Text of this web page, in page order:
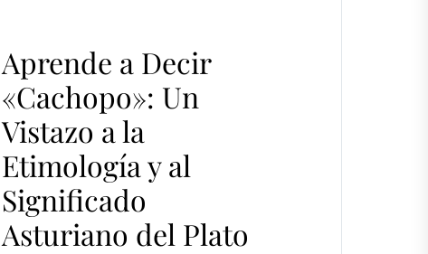
Aprende a Decir
«Cachopo»: Un
Vistazo a la
Etimología y al
Significado
Asturiano del Plato